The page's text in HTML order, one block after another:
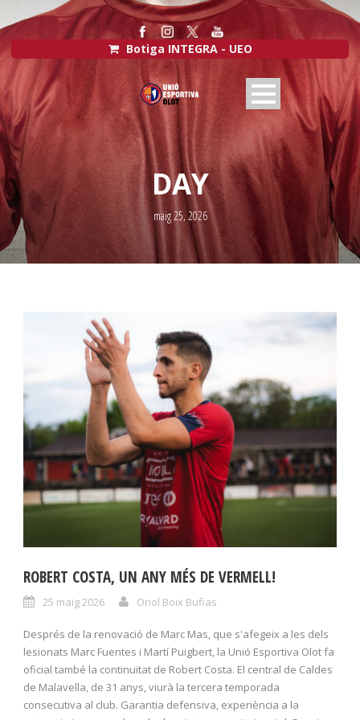
Botiga INTEGRA - UEO
DAY
maig 25, 2026
ROBERT COSTA, UN ANY MÉS DE VERMELL!
25 maig 2026 Oriol Boix Bufias
Després de la renovació de Marc Mas, que s'afegeix a les dels
lesionats Marc Fuentes i Martí Puigbert, la Unió Esportiva Olot fa
oficial també la continuïtat de Robert Costa. El central de Caldes
de Malavella, de 31 anys, viurà la tercera temporada
consecutiva al club. Garantia defensiva, experiència a la